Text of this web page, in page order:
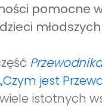
pomocne
„Czym jest
istotnych